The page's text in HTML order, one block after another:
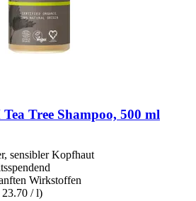
Tea Tree Shampoo, 500 ml
sensibler Kopfhaut
Wirkstoffen
/ l)